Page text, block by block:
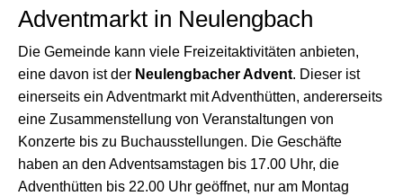
Adventmarkt in Neulengbach
Die Gemeinde kann viele Freizeitaktivitäten anbieten,
eine davon ist der Neulengbacher Advent. Dieser ist
einerseits ein Adventmarkt mit Adventhütten, andererseits
eine Zusammenstellung von Veranstaltungen von
Konzerte bis zu Buchausstellungen. Die Geschäfte
haben an den Adventsamstagen bis 17.00 Uhr, die
Adventhütten bis 22.00 Uhr geöffnet, nur am Montag